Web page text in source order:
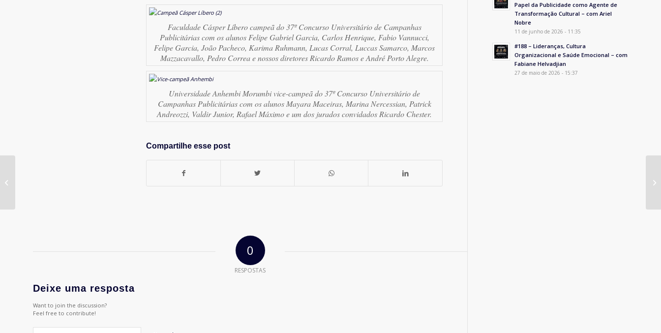
Faculdade Cásper Líbero campeã do 37º Concurso Universitário de Campanhas
Publicitárias com os alunos Felipe Gabriel Garcia, Carlos Henrique, Fabio Vannucci,
Felipe Garcia, João Pacheco, Karima Ruhmann, Lucas Corral, Luccas Samarco, Marcos
Mazzacavallo, Pedro Correa e nossos diretores Ricardo Ramos e André Porto Alegre.
Universidade Anhembi Morumbi vice-campeã do 37º Concurso Universitário de
Campanhas Publicitárias com os alunos Mayara Maceiras, Marina Nercessian, Patrick
Andreozzi, Valdir Junior, Rafael Máximo e um dos jurados convidados Ricardo Chester.
Compartilhe esse post
0
RESPOSTAS
Deixe uma resposta
Want to join the discussion?
Feel free to contribute!
Papel da Publicidade como Agente de
Transformação Cultural – com Ariel
Nobre
11 de junho de 2026 - 11:35
#188 – Lideranças, Cultura
Organizacional e Saúde Emocional – com
Fabiane Helvadjian
27 de maio de 2026 - 15:37